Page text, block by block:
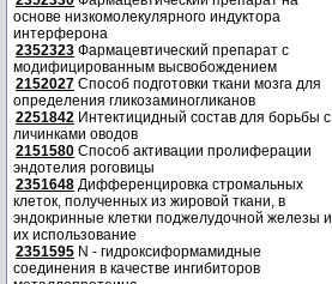
основе низкомолекулярного индуктора
интерферона
2352323 Фармацевтический препарат с
модифицированным высвобождением
2152027 Способ подготовки ткани мозга для
определения гликозаминогликанов
2251842 Интектицидный состав для борьбы с
личинками оводов
2151580 Способ активации пролиферации
эндотелия роговицы
2351648 Дифференцировка стромальных
клеток, полученных из жировой ткани, в
эндокринные клетки поджелудочной железы и
их использование
2351595 N - гидроксиформамидные
соединения в качестве ингибиторов